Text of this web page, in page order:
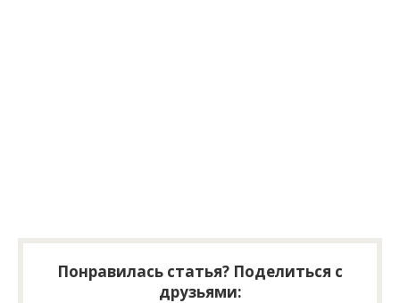
Понравилась статья? Поделиться с
друзьями: